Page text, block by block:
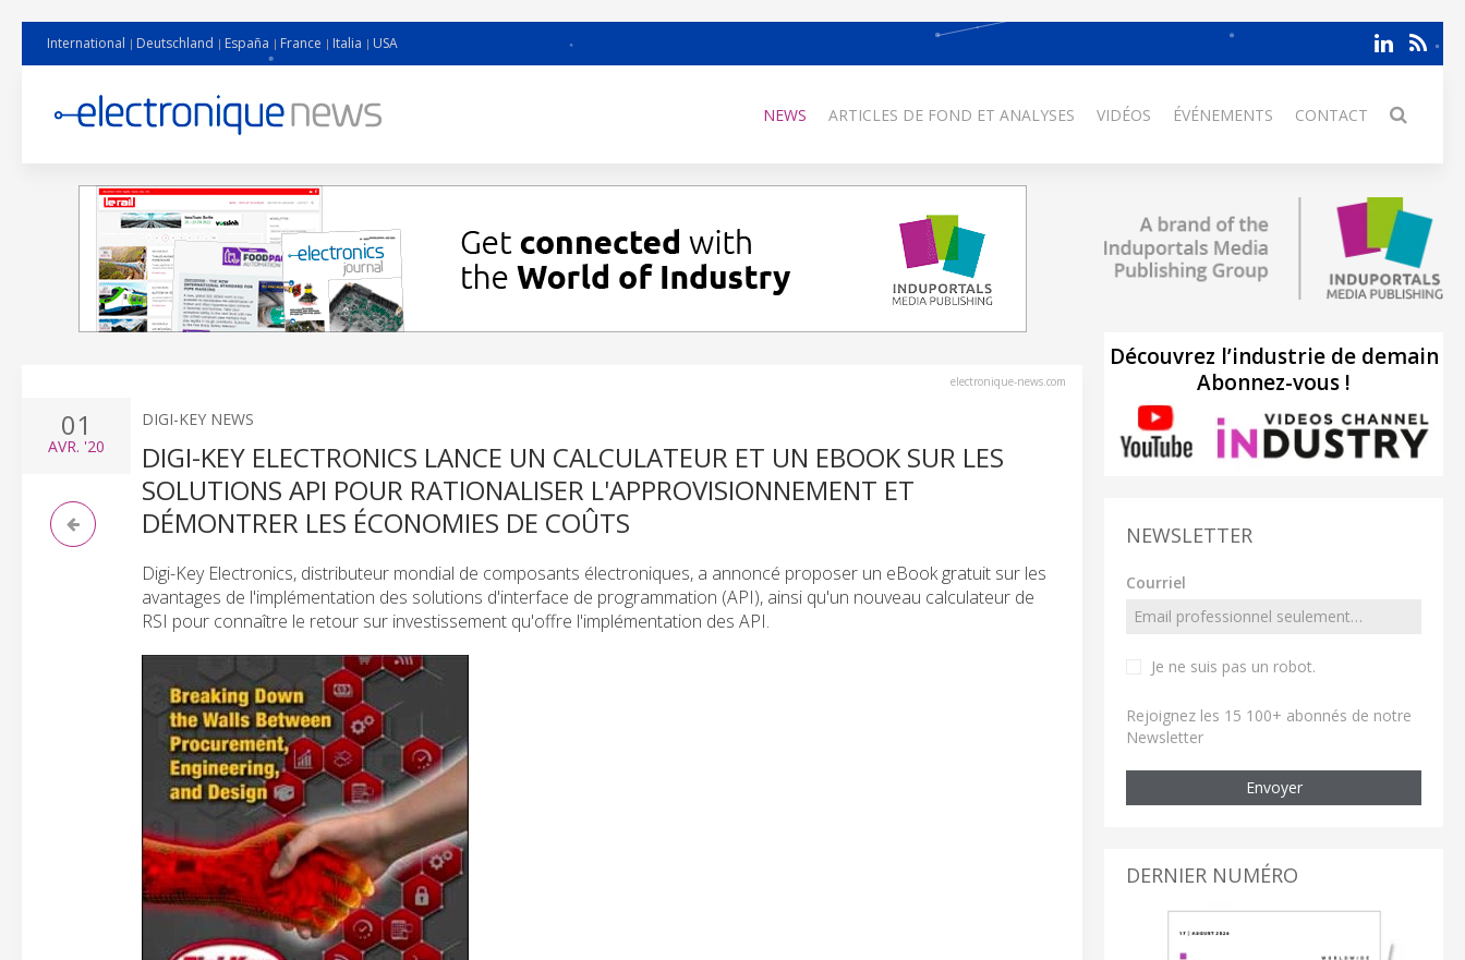
International Deutschland España France Italia USA
NEWS ARTICLES DE FOND ET ANALYSES VIDÉOS ÉVÉNEMENTS CONTACT
electronique-news.com
01
AVR. '20
DIGI-KEY NEWS
DIGI-KEY ELECTRONICS LANCE UN CALCULATEUR ET UN EBOOK SUR LES
SOLUTIONS API POUR RATIONALISER L'APPROVISIONNEMENT ET
DÉMONTRER LES ÉCONOMIES DE COÛTS
Digi-Key Electronics, distributeur mondial de composants électroniques, a annoncé proposer un eBook gratuit sur les
avantages de l'implémentation des solutions d'interface de programmation (API), ainsi qu'un nouveau calculateur de
RSI pour connaître le retour sur investissement qu'offre l'implémentation des API.
Découvrez l’industrie de demain
Abonnez-vous !
NEWSLETTER
Courriel
Je ne suis pas un robot.
Rejoignez les 15 100+ abonnés de notre
Newsletter
Envoyer
DERNIER NUMÉRO